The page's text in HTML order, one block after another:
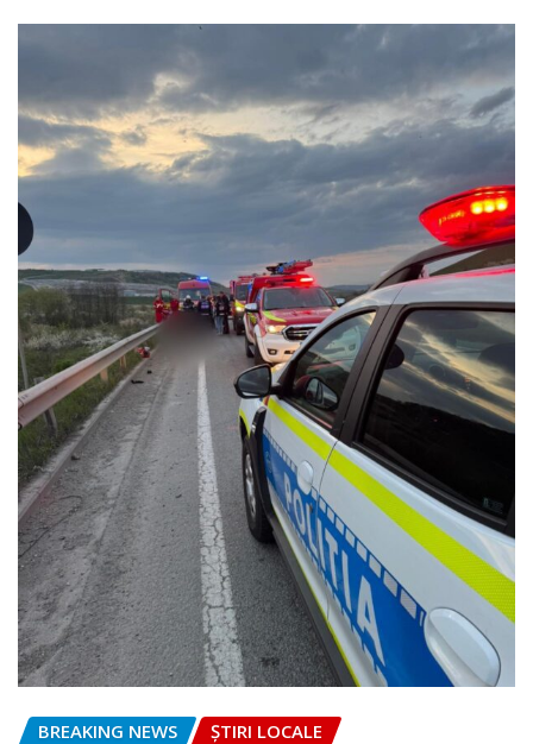
BREAKING NEWS ȘTIRI LOCALE